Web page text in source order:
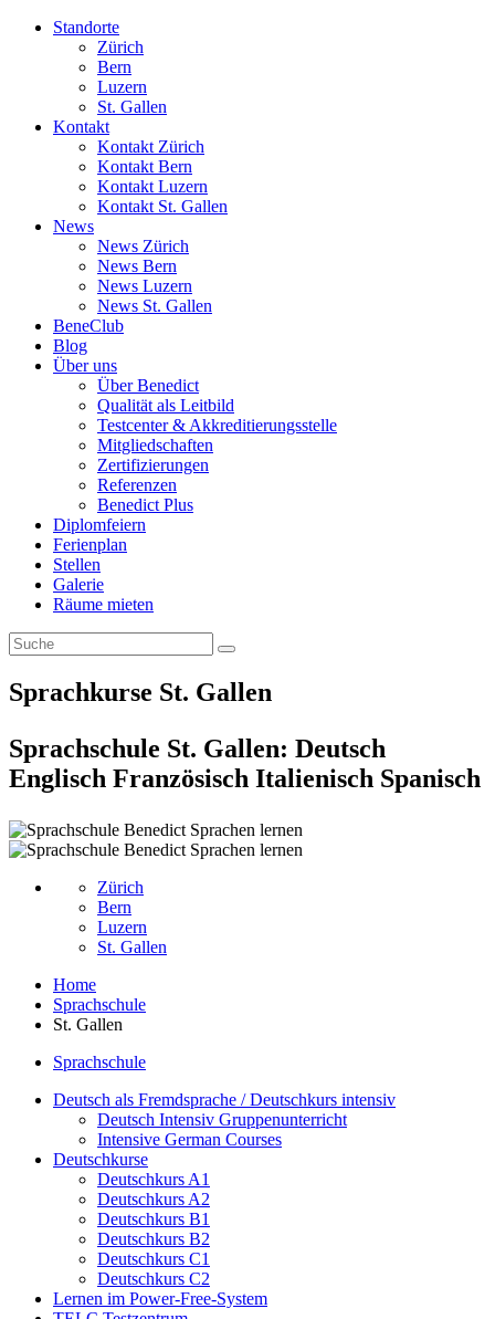
Standorte
Zürich
Bern
Luzern
St. Gallen
Kontakt
Kontakt Zürich
Kontakt Bern
Kontakt Luzern
Kontakt St. Gallen
News
News Zürich
News Bern
News Luzern
News St. Gallen
BeneClub
Blog
Über uns
Über Benedict
Qualität als Leitbild
Testcenter & Akkreditierungsstelle
Mitgliedschaften
Zertifizierungen
Referenzen
Benedict Plus
Diplomfeiern
Ferienplan
Stellen
Galerie
Räume mieten
Sprachkurse St. Gallen
Sprachschule St. Gallen: Deutsch
Englisch Französisch Italienisch Spanisch
Zürich
Bern
Luzern
St. Gallen
Home
Sprachschule
St. Gallen
Sprachschule
Deutsch als Fremdsprache / Deutschkurs intensiv
Deutsch Intensiv Gruppenunterricht
Intensive German Courses
Deutschkurse
Deutschkurs A1
Deutschkurs A2
Deutschkurs B1
Deutschkurs B2
Deutschkurs C1
Deutschkurs C2
Lernen im Power-Free-System